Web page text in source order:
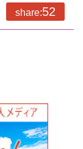
share:52